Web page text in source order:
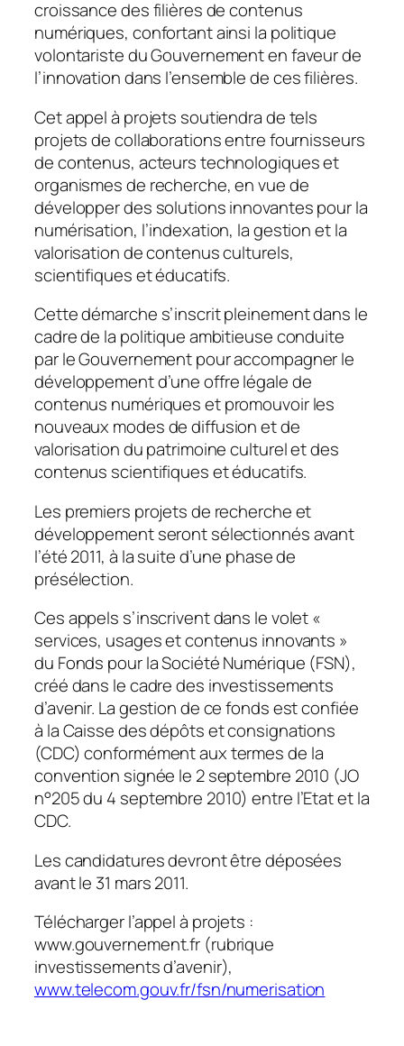
croissance des filières de contenus
numériques, confortant ainsi la politique
volontariste du Gouvernement en faveur de
l’innovation dans l’ensemble de ces filières.
Cet appel à projets soutiendra de tels
projets de collaborations entre fournisseurs
de contenus, acteurs technologiques et
organismes de recherche, en vue de
développer des solutions innovantes pour la
numérisation, l’indexation, la gestion et la
valorisation de contenus culturels,
scientifiques et éducatifs.
Cette démarche s’inscrit pleinement dans le
cadre de la politique ambitieuse conduite
par le Gouvernement pour accompagner le
développement d’une offre légale de
contenus numériques et promouvoir les
nouveaux modes de diffusion et de
valorisation du patrimoine culturel et des
contenus scientifiques et éducatifs.
Les premiers projets de recherche et
développement seront sélectionnés avant
l’été 2011, à la suite d’une phase de
présélection.
Ces appels s’inscrivent dans le volet «
services, usages et contenus innovants »
du Fonds pour la Société Numérique (FSN),
créé dans le cadre des investissements
d’avenir. La gestion de ce fonds est confiée
à la Caisse des dépôts et consignations
(CDC) conformément aux termes de la
convention signée le 2 septembre 2010 (JO
n°205 du 4 septembre 2010) entre l’Etat et la
CDC.
Les candidatures devront être déposées
avant le 31 mars 2011.
Télécharger l’appel à projets :
www.gouvernement.fr (rubrique
investissements d’avenir),
www.telecom.gouv.fr/fsn/numerisation